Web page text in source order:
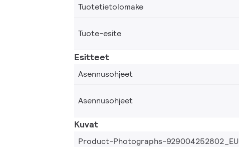
Tuotetietolomake
Tuote-esite
Esitteet
Asennusohjeet
Asennusohjeet
Kuvat
Product-Photographs-929004252802_EU